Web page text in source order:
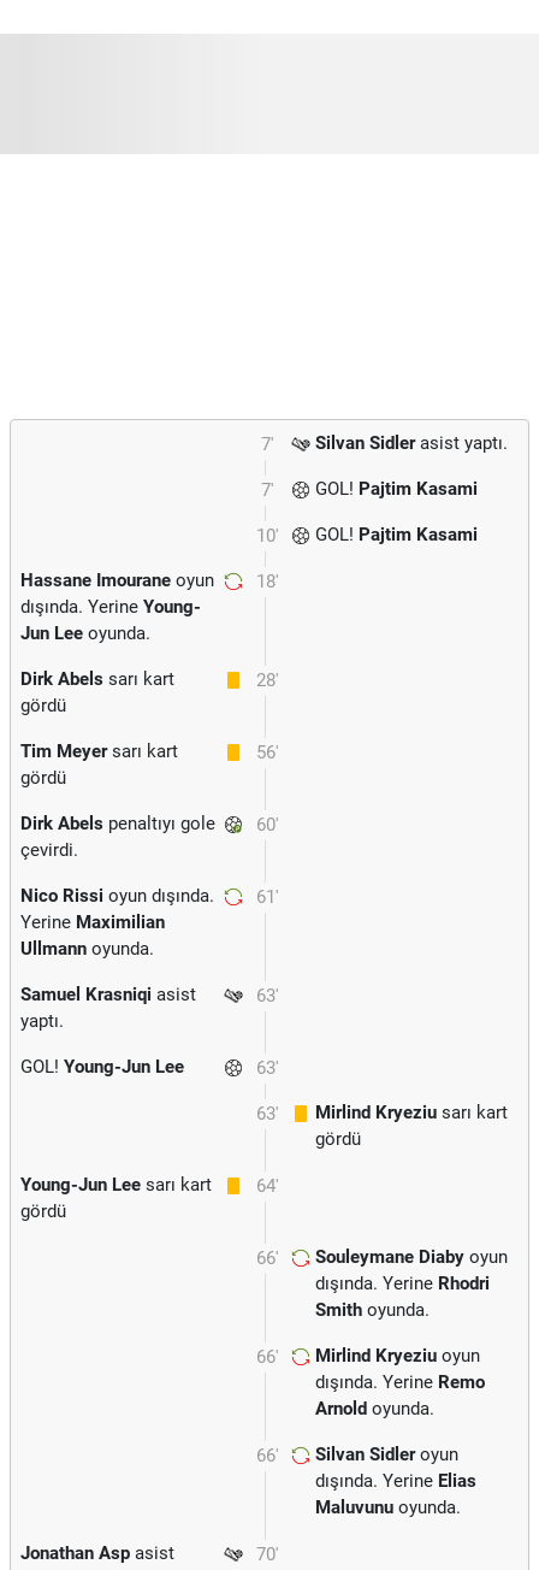
7' Silvan Sidlerasist yaptı.
7' GOL! Pajtim Kasami
10' GOL! Pajtim Kasami
18'
Hassane Imourane oyun
dışında. Yerine Young-
Jun Lee oyunda.
28'
Dirk Abels sarı kart
gördü
56'
Tim Meyersarı kart
gördü
60'
Dirk Abels penaltıyı gole
çevirdi.
61'
Nico Rissi oyun dışında.
Yerine Maximilian
Ullmann oyunda.
63'
Samuel Krasniqi asist
yaptı.
63'
GOL! Young-Jun Lee
63' Mirlind Kryeziu sarı kart
gördü
64'
Young-Jun Lee sarı kart
gördü
66' Souleymane Diaby oyun
dışında. Yerine Rhodri
Smith oyunda.
66' Mirlind Kryeziu oyun
dışında. Yerine Remo
Arnold oyunda.
66' Silvan Sidleroyun
dışında. Yerine Elias
Maluvunu oyunda.
70'
Jonathan Asp asist